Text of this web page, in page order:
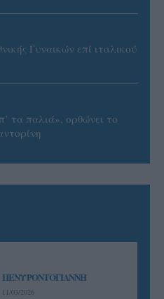
Γυναικών επί ιταλικού
τα παλιά», ορθώνει το
ΠΕΝΥ ΡΟΝΤΟΓΙΑΝΝΗ
11/03/2026